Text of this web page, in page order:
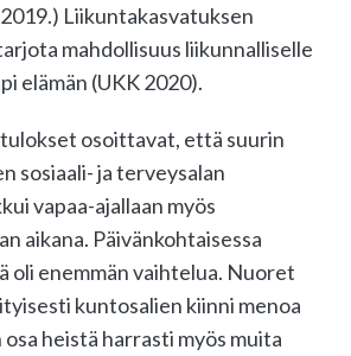
Liikuntakasvatuksen
mahdollisuus liikunnalliselle
elämän (UKK 2020).
osoittavat, että suurin
sosiaali- ja terveysalan
vapaa-ajallaan myös
aikana. Päivänkohtaisessa
oli enemmän vaihtelua. Nuoret
kuntosalien kiinni menoa
heistä harrasti myös muita